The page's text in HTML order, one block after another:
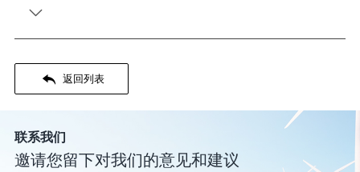

 返回列表
联系我们
邀请您留下对我们的意见和建议